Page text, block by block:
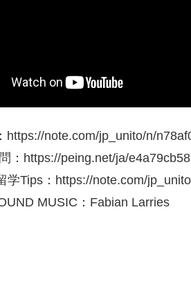
https://note.com/jp_unito/n/
：https://peing.net/ja/
学Tips：https://note.com/jp_unito
MUSIC：Fabian Larries